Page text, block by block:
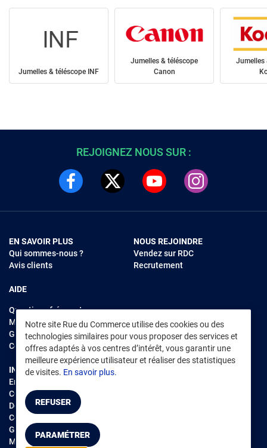
Jumelles & téléscope INF
Jumelles & téléscope
Canon
Jumelles
REJOIGNEZ NOUS SUR :
EN SAVOIR PLUS
Qui sommes-nous ?
Avis clients
AIDE
Questions fréquentes
Modes de règlements
Garantie et retours
Contacter Rue du Commerce
NOUS REJOINDRE
Vendez sur RDC
Recrutement
INFORMATIONS LÉGALES
Environnement
CGV /CGU Marketplace
Données personnelles
Cookies
Gérer mes cookies
Mentions légales
Notre site Rue du Commerce utilise des cookies ou des
technologies similaires pour vous proposer des services et
offres adaptés à vos centres d’intérêt, vous garantir une
meilleure expérience utilisateur et réaliser des statistiques
de visites. En savoir plus.
REFUSER
PARAMÉTRER